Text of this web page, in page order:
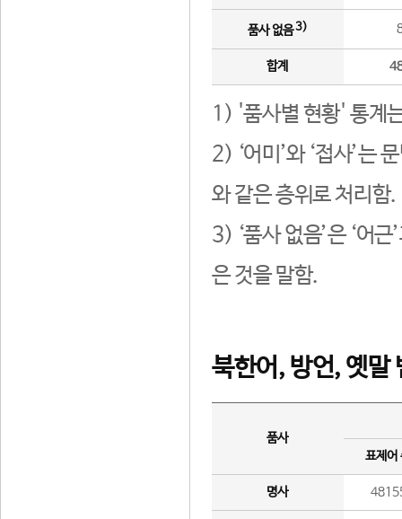
품사 없음3)
합계
1) '품사별 현황' 통계
2) ‘어미’와 ‘접사’는
와 같은 층위로 처리함.
3) ‘품사 없음’은 ‘어
은 것을 말함.
북한어, 방언, 옛말
품사
표제어
명사